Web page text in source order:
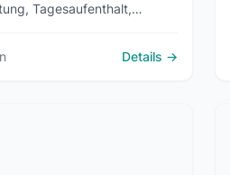
Tagesaufenthalt,
Details →